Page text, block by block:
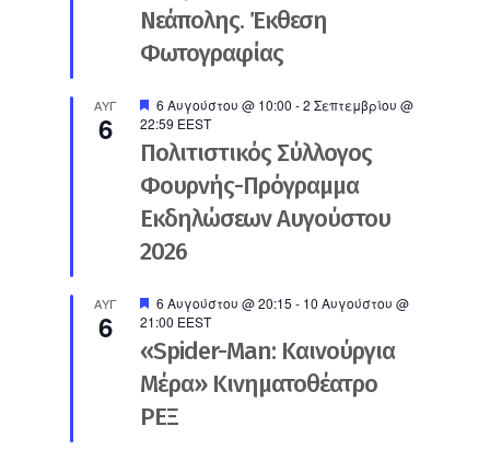
Νεάπολης. Έκθεση
Φωτογραφίας
ΑΥΓ
6
Προτεινόμενο
6 Αυγούστου @ 10:00 -2 Σεπτεμβρίου @
22:59 EEST
Πολιτιστικός Σύλλογος
Φουρνής-Πρόγραμμα
Εκδηλώσεων Αυγούστου
2026
ΑΥΓ
6
Προτεινόμενο
6 Αυγούστου @ 20:15 - 10 Αυγούστου @
21:00 EEST
«Spider-Man: Καινούργια
Μέρα» Κινηματοθέατρο
ΡΕΞ